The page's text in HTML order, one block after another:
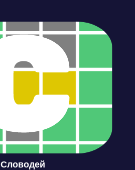
Словодей